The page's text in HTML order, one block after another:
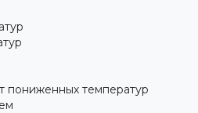
пониженных температур